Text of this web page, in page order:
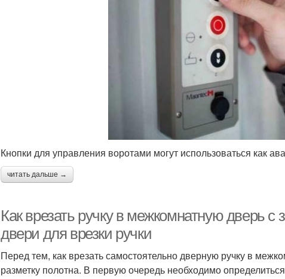
Кнопки для управления воротами могут использоваться как
читать дальше →
Как врезать ручку в межкомнатную дверь
двери для врезки ручки
Перед тем, как врезать самостоятельно дверную ручку в
разметку полотна. В первую очередь необходимо